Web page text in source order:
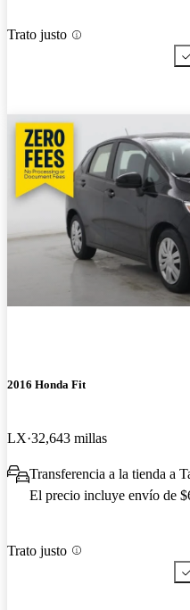
Trato justo
2016 Honda Fit
LX 32,643 millas
Transferencia a la tienda a
El precio incluye envío de
Trato justo